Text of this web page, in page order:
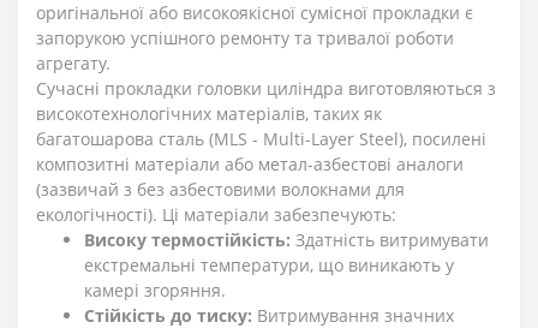
оригінальної або високоякісної сумісної прокладки є
запорукою успішного ремонту та тривалої роботи
агрегату.
Сучасні прокладки головки циліндра виготовляються з
високотехнологічних матеріалів, таких як
багатошарова сталь (MLS - Multi-Layer Steel), посилені
композитні матеріали або метал-азбестові аналоги
(зазвичай з без азбестовими волокнами для
екологічності). Ці матеріали забезпечують:
Високу термостійкість: Здатність витримувати
екстремальні температури, що виникають у
камері згоряння.
Стійкість до тиску: Витримування значних